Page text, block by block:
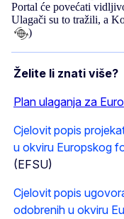
Portal će povećati
Ulagači su to tražili, a
)
Želite li znati više?
Plan ulaganja za
Cjelovit popis
u okviru Europskog
(EFSU)
Cjelovit popis
odobrenih u okviru